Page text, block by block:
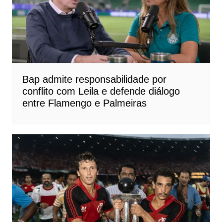
Bap admite responsabilidade por
conflito com Leila e defende diálogo
entre Flamengo e Palmeiras